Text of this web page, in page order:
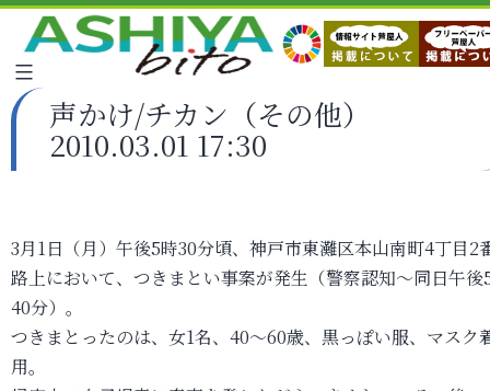
声かけ/チカン（その他）
2010.03.01 17:30
3月1日（月）午後5時30分頃、神戸市東灘区本山南町4丁目2
路上において、つきまとい事案が発生（警察認知～同日午後
40分）。
つきまとったのは、女1名、40～60歳、黒っぽい服、マスク
用。